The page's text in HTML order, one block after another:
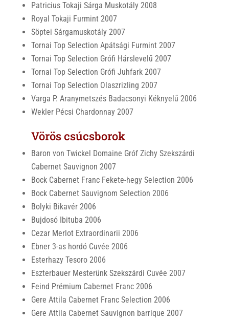
Patricius Tokaji Sárga Muskotály 2008
Royal Tokaji Furmint 2007
Söptei Sárgamuskotály 2007
Tornai Top Selection Apátsági Furmint 2007
Tornai Top Selection Grófi Hárslevelű 2007
Tornai Top Selection Grófi Juhfark 2007
Tornai Top Selection Olaszrizling 2007
Varga P. Aranymetszés Badacsonyi Kéknyelű 2006
Wekler Pécsi Chardonnay 2007
Vörös csúcsborok
Baron von Twickel Domaine Gróf Zichy Szekszárdi
Cabernet Sauvignon 2007
Bock Cabernet Franc Fekete-hegy Selection 2006
Bock Cabernet Sauvignom Selection 2006
Bolyki Bikavér 2006
Bujdosó Ibituba 2006
Cezar Merlot Extraordinarii 2006
Ebner 3-as hordó Cuvée 2006
Esterhazy Tesoro 2006
Eszterbauer Mesterünk Szekszárdi Cuvée 2007
Feind Prémium Cabernet Franc 2006
Gere Attila Cabernet Franc Selection 2006
Gere Attila Cabernet Sauvignon barrique 2007